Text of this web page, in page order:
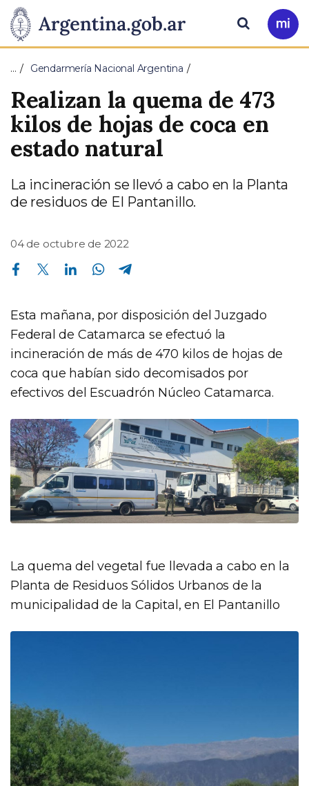
Presidencia
de
la
Nación
Pasar al contenido principal
Ir
a
Buscar
… Gendarmería Nacional Argentina
Realizan la quema de 473
kilos de hojas de coca en
estado natural
La incineración se llevó a cabo en la Planta
de residuos de El Pantanillo.
04 de octubre de 2022
Compartir en Facebook Compartir en Twitter Compartir en Linkedin Compartir en Whatsapp
Esta mañana, por disposición del Juzgado
Federal de Catamarca se efectuó la
incineración de más de 470 kilos de hojas de
coca que habían sido decomisados por
efectivos del Escuadrón Núcleo Catamarca.
La quema del vegetal fue llevada a cabo en la
Planta de Residuos Sólidos Urbanos de la
municipalidad de la Capital, en El Pantanillo